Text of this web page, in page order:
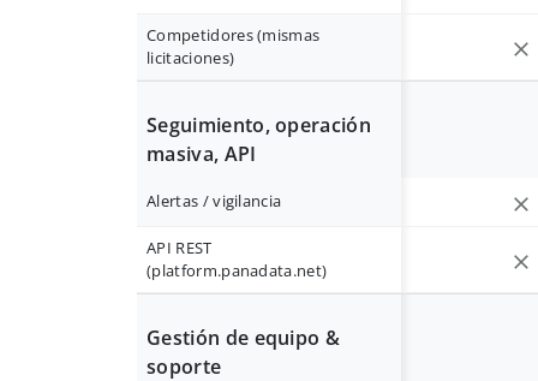
Competidores (mismas
licitaciones)
Seguimiento, operación
masiva, API
Alertas / vigilancia
API REST
(platform.panadata.net)
Gestión de equipo &
soporte